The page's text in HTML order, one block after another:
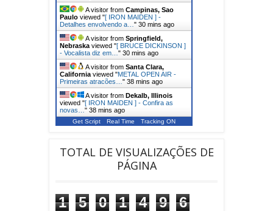
A visitor from Campinas, Sao
Paulo viewed "[ IRON MAIDEN ] -
Detalhes envolvendo a… " 30 mins ago
A visitor from Springfield,
Nebraska viewed "[ BRUCE DICKINSON ]
- Vocalista diz em… " 30 mins ago
A visitor from Santa Clara,
California viewed "METAL OPEN AIR -
Primeiras atracões… " 38 mins ago
A visitor from Dekalb, Illinois
viewed "[ IRON MAIDEN ] - Confira as
novas… " 38 mins ago
Get Script Real Time Tracking ON
TOTAL DE VISUALIZAÇÕES DE
PÁGINA
1 5 0 1 4 9
6